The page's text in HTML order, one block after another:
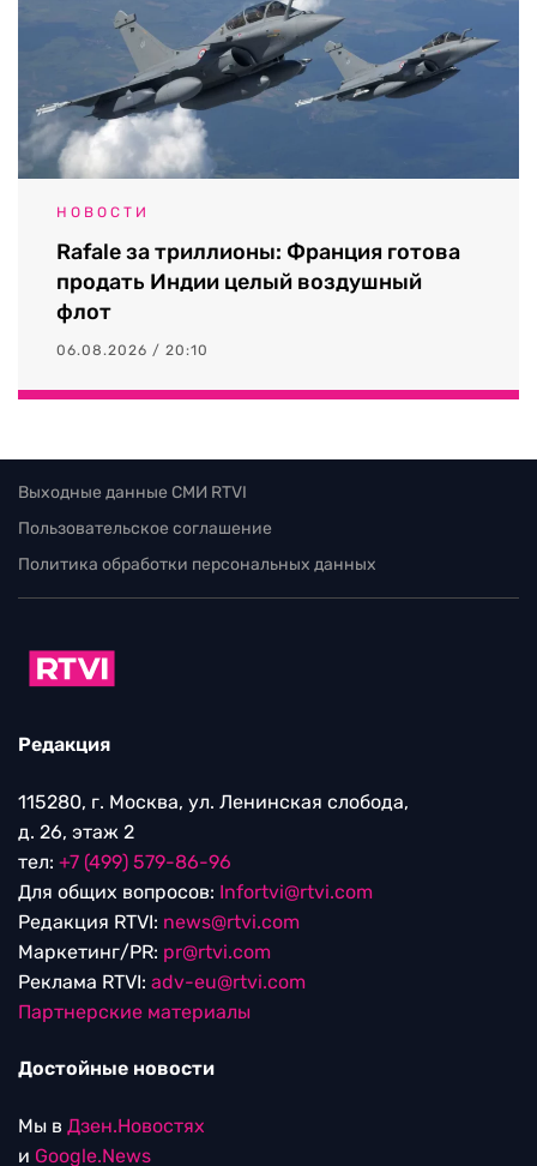
НОВОСТИ
Rafale за триллионы: Франция готова
продать Индии целый воздушный
флот
06.08.2026 / 20:10
Выходные данные СМИ RTVI
Пользовательское соглашение
Политика обработки персональных данных
Редакция
115280, г. Москва, ул. Ленинская слобода,
д. 26, этаж 2
тел: +7 (499) 579-86-96
Для общих вопросов: Infortvi@rtvi.com
Редакция RTVI: news@rtvi.com
Маркетинг/PR: pr@rtvi.com
Реклама RTVI: adv-eu@rtvi.com
Партнерские материалы
Достойные новости
Мы в Дзен.Новостях
и Google.News